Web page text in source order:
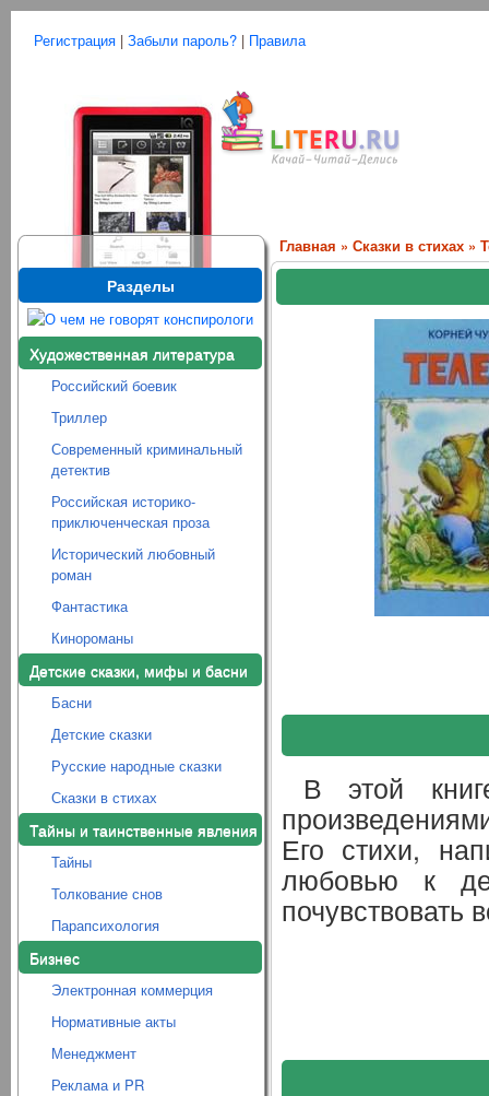
Регистрация | Забыли пароль? | Правила
Разделы
Художественная литература
Российский боевик
Триллер
Современный криминальный
детектив
Российская историко-
приключенческая проза
Исторический любовный
роман
Фантастика
Кинороманы
Детские сказки, мифы и басни
Басни
Детские сказки
Русские народные сказки
Сказки в стихах
Тайны и таинственные явления
Тайны
Толкование снов
Парапсихология
Бизнес
Электронная коммерция
Нормативные акты
Менеджмент
Реклама и PR
Главная » Сказки в стихах »
В этой
Его стихи,
любовью к
почувствовать